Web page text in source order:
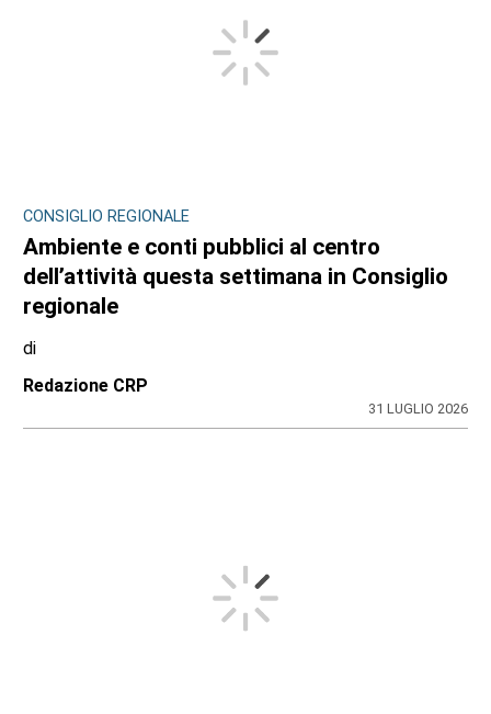
CONSIGLIO REGIONALE
Ambiente e conti pubblici al centro
dell’attività questa settimana in Consiglio
regionale
di
Redazione CRP
31 LUGLIO 2026